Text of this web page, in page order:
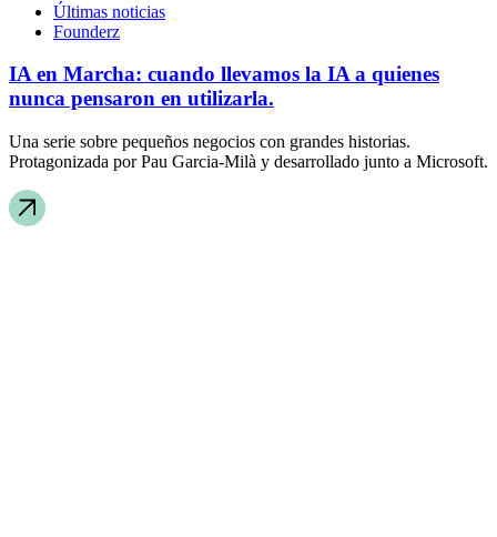
Últimas noticias
Founderz
IA en Marcha: cuando llevamos la IA a quienes
nunca pensaron en utilizarla.
Una serie sobre pequeños negocios con grandes historias.
Protagonizada por Pau Garcia-Milà y desarrollado junto a Microsoft.